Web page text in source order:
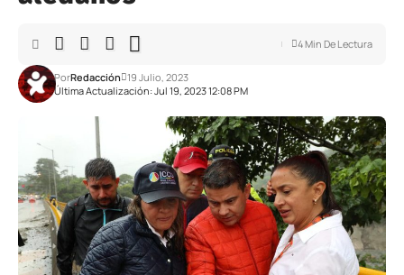
Última Actualización: Jul 19, 2023 12:08 PM
PorRedacción 19 Julio, 2023
4 Min De Lectura